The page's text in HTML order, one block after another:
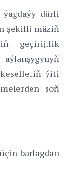
ýagdaýy dürli
şekilli mäziň
geçirijilik
keselleriň ýiti
soň
barlagdan